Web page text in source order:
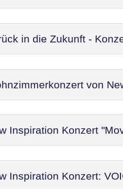
in die Zukunft -
von
Inspiration Konzert
Inspiration Konzert: